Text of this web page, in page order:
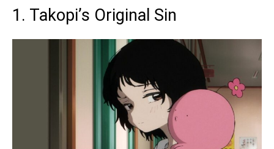
1. Takopi’s Original Sin